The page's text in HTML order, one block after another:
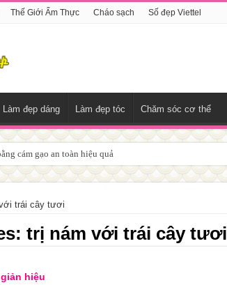
Thế Giới Ẩm Thực Cháo sạch Số đẹp Viettel
Làm đẹp dáng Làm đẹp tóc Chăm sóc cơ thể
cám gạo an toàn hiệu quả
trái cây tươi
trị nám với trái cây tươi
hiệu